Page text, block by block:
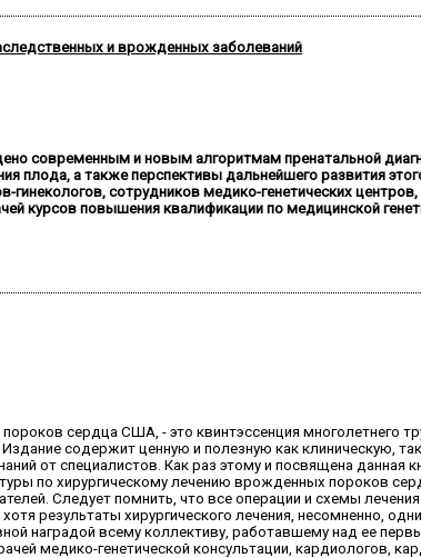
и врожденных заболеваний
современным и новым алгоритмам пренатальной
а также перспективы дальнейшего развития
сотрудников медико-генетических
курсов повышения квалификации по медицинской
сердца США, - это квинтэссенция многолетнего
содержит ценную и полезную как клиническую,
от специалистов. Как раз этому и посвящена данная
по хирургическому лечению врожденных пороков
Следует помнить, что все операции и схемы
результаты хирургического лечения, несомненно,
наградой всему коллективу, работавшему над ее
медико-генетической консультации, кардиологов,